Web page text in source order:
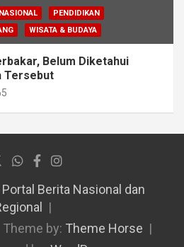
NASIONAL
PENDIDIKAN
WISATA & BUDAYA
Belum Diketahui
Tersebut
Portal Berita Nasional dan
Theme by: Theme Horse